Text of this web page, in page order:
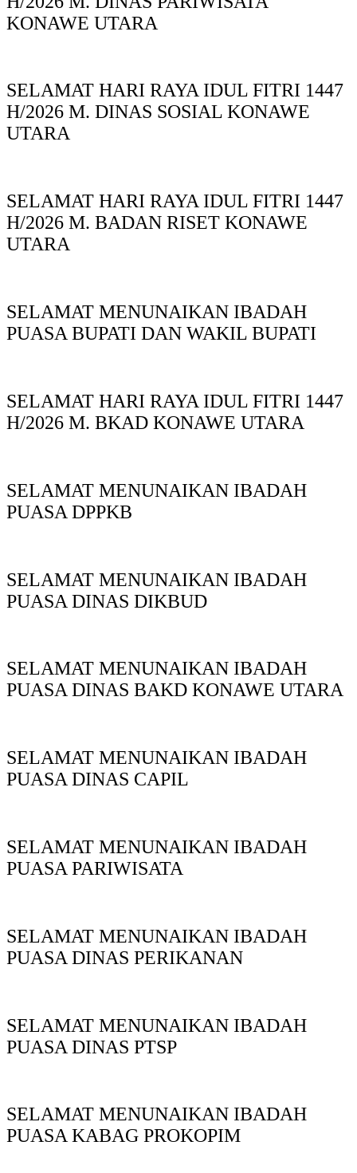
KONAWE UTARA
SELAMAT HARI RAYA IDUL FITRI 1447
H/2026 M. DINAS SOSIAL KONAWE
UTARA
SELAMAT HARI RAYA IDUL FITRI 1447
H/2026 M. BADAN RISET KONAWE
UTARA
SELAMAT MENUNAIKAN IBADAH
PUASA BUPATI DAN WAKIL BUPATI
SELAMAT HARI RAYA IDUL FITRI 1447
H/2026 M. BKAD KONAWE UTARA
SELAMAT MENUNAIKAN IBADAH
PUASA DPPKB
SELAMAT MENUNAIKAN IBADAH
PUASA DINAS DIKBUD
SELAMAT MENUNAIKAN IBADAH
PUASA DINAS BAKD KONAWE UTARA
SELAMAT MENUNAIKAN IBADAH
PUASA DINAS CAPIL
SELAMAT MENUNAIKAN IBADAH
PUASA PARIWISATA
SELAMAT MENUNAIKAN IBADAH
PUASA DINAS PERIKANAN
SELAMAT MENUNAIKAN IBADAH
PUASA DINAS PTSP
SELAMAT MENUNAIKAN IBADAH
PUASA KABAG PROKOPIM